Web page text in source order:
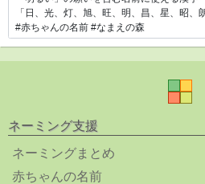
ネーミング支援
ネーミングまとめ
赤ちゃんの名前